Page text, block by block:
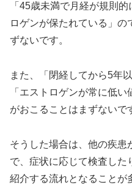
「45歳未満で月経が規則
ロゲンが保たれている」の
ずないです。
また、「閉経してから5年
「エストロゲンが常に低
がおこることはまずないで
そうした場合は、他の疾患
で、症状に応じて検査した
紹介する流れとなることが